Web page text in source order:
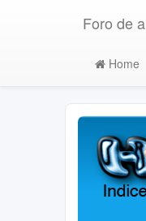
Foro de
Home